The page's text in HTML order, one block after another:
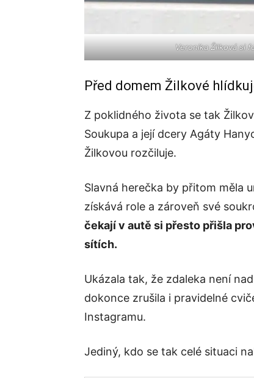
Veronika Žilková si
Před domem Žilkové
Z poklidného života se tak
Soukupa a její dcery Agáty
Žilkovou rozčiluje.
Slavná herečka by přitom měla
získává role a zároveň své
čekají v autě si přesto přišla
sítích.
Ukázala tak, že zdaleka není
dokonce zrušila i pravidelné
Instagramu.
Jediný, kdo se tak celé situaci